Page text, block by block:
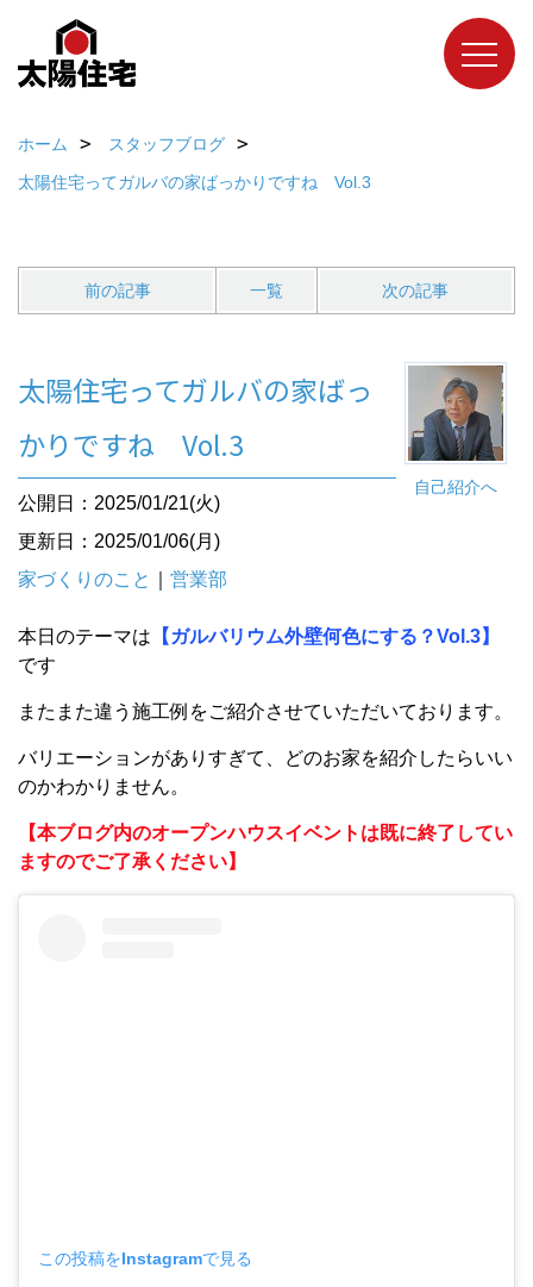
ホーム
スタッフブログ
太陽住宅ってガルバの家ばっかりですね Vol.3
前の記事 一覧 次の記事
自己紹介へ
太陽住宅ってガルバの家ばっ
かりですね Vol.3
公開日：2025/01/21(火)
更新日：2025/01/06(月)
家づくりのこと
営業部
本日のテーマは 【ガルバリウム外壁何色にする？Vol.3】
です
またまた違う施工例をご紹介させていただいております。
バリエーションがありすぎて、どのお家を紹介したらいい
のかわかりません。
【本ブログ内のオープンハウスイベントは既に終了してい
ますのでご了承ください】
この投稿をInstagramで見る